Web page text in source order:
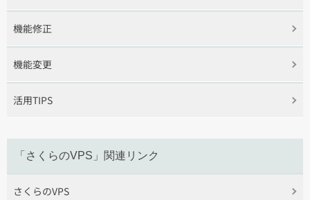
機能修正
機能変更
活用TIPS
「さくらのVPS」関連リンク
さくらのVPS